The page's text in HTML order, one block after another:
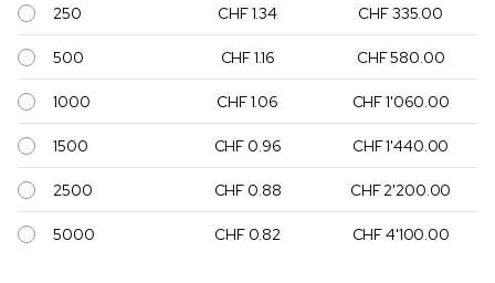
250 CHF 1.34 CHF 335.00
500 CHF 1.16 CHF 580.00
1000 CHF 1.06 CHF 1'060.00
1500 CHF 0.96 CHF 1'440.00
2500 CHF 0.88 CHF 2'200.00
5000 CHF 0.82 CHF 4'100.00